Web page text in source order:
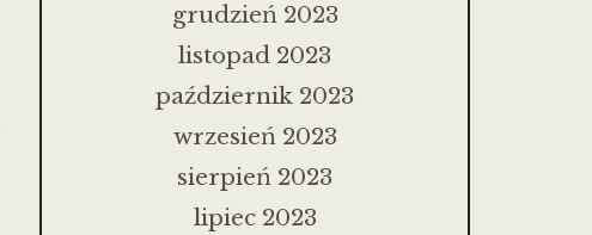
grudzień 2023
listopad 2023
październik 2023
wrzesień 2023
sierpień 2023
lipiec 2023